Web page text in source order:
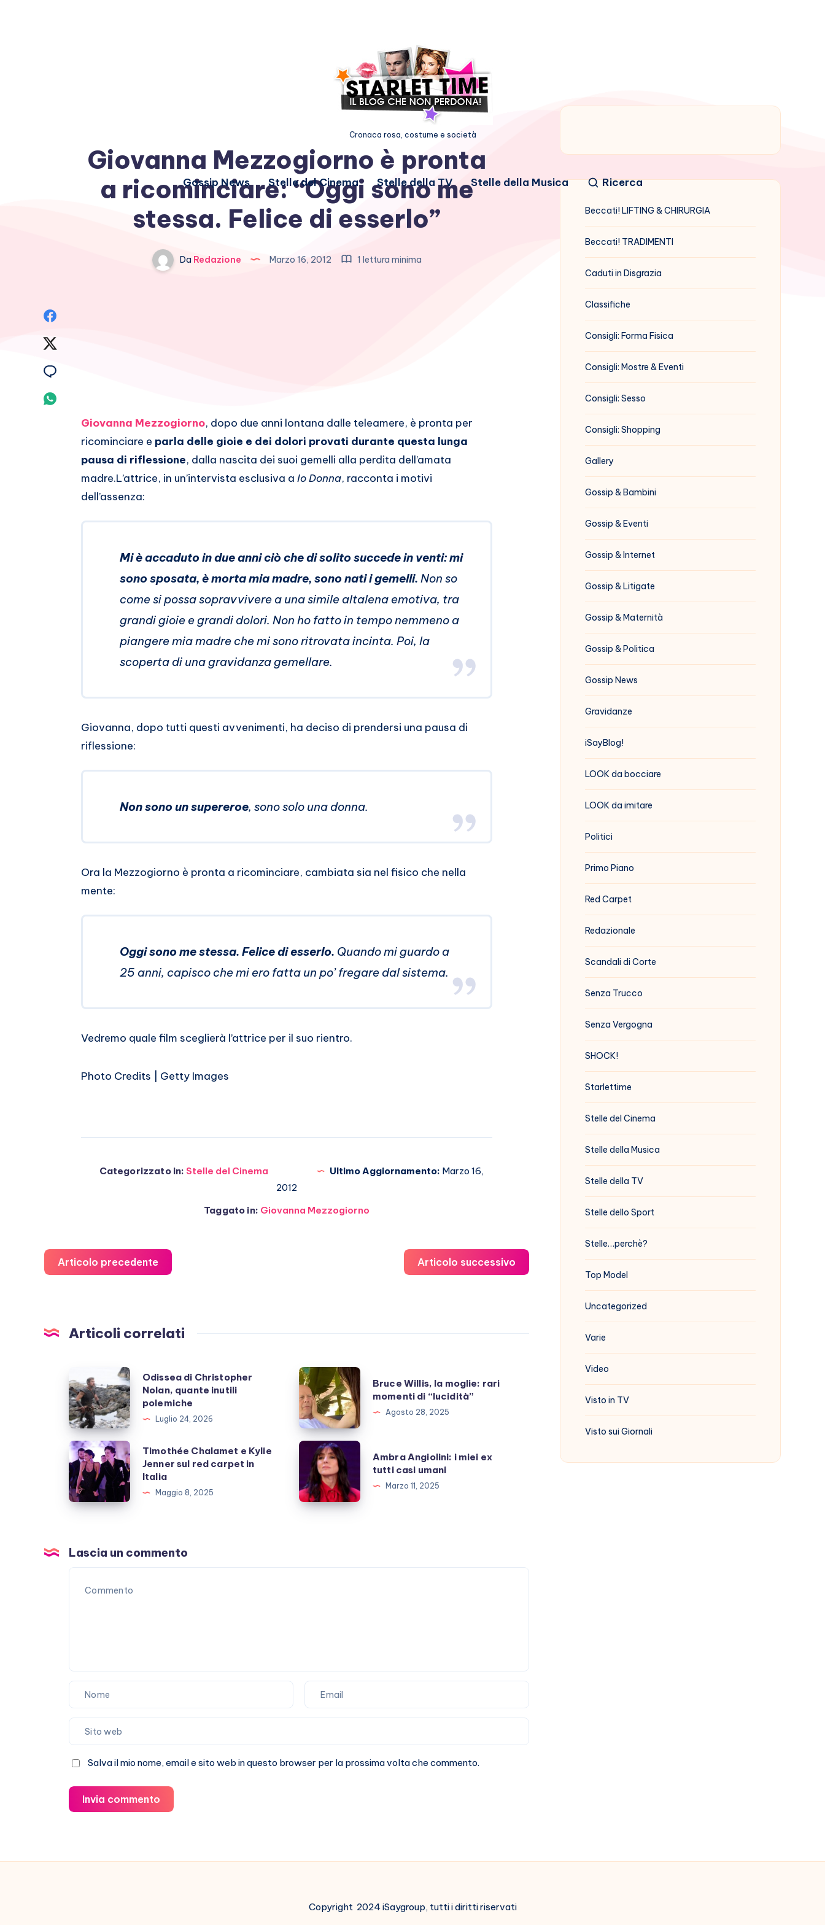
Cronaca rosa, costume e società
Gossip News Stelle del Cinema Stelle della TV Stelle della Musica Ricerca
Giovanna Mezzogiorno è pronta
a ricominciare: “Oggi sono me
stessa. Felice di esserlo”
Da Redazione Marzo 16, 2012 1 lettura minima
Email
Whatsapp
Giovanna Mezzogiorno, dopo due anni lontana dalle teleamere, è pronta per
ricominciare e parla delle gioie e dei dolori provati durante questa lunga
pausa di riflessione, dalla nascita dei suoi gemelli alla perdita dell’amata
madre.L’attrice, in un’intervista esclusiva a Io Donna, racconta i motivi
dell’assenza:
Mi è accaduto in due anni ciò che di solito succede in venti: mi
sono sposata, è morta mia madre, sono nati i gemelli. Non so
come si possa sopravvivere a una simile altalena emotiva, tra
grandi gioie e grandi dolori. Non ho fatto in tempo nemmeno a
piangere mia madre che mi sono ritrovata incinta. Poi, la
scoperta di una gravidanza gemellare.
Giovanna, dopo tutti questi avvenimenti, ha deciso di prendersi una pausa di
riflessione:
Non sono un supereroe, sono solo una donna.
Ora la Mezzogiorno è pronta a ricominciare, cambiata sia nel fisico che nella
mente:
Oggi sono me stessa. Felice di esserlo. Quando mi guardo a
25 anni, capisco che mi ero fatta un po’ fregare dal sistema.
Vedremo quale film sceglierà l’attrice per il suo rientro.
Photo Credits | Getty Images
Categorizzato in: Stelle del Cinema Ultimo Aggiornamento: Marzo 16,
2012
Taggato in: Giovanna Mezzogiorno
Articolo precedente Articolo successivo
Articoli correlati
Odissea
di
Christopher
Nolan,
quante
inutili
polemiche
Odissea di Christopher
Nolan, quante inutili
polemiche
Luglio 24, 2026
Bruce
Willis,
la
moglie:
rari
momenti
di
“lucidità”
Bruce Willis, la moglie: rari
momenti di “lucidità”
Agosto 28, 2025
Timothée
Chalamet
e
Kylie
red
carpet
Timothée Chalamet e Kylie
Jenner sul red carpet in
Italia
Maggio 8, 2025
Ambra
Angiolini:
i
miei
umani
Ambra Angiolini: i miei ex
tutti casi umani
Marzo 11, 2025
Lascia un commento
Salva il mio nome, email e sito web in questo browser per la prossima volta che commento.
Invia commento
Beccati! LIFTING & CHIRURGIA
Beccati! TRADIMENTI
Caduti in Disgrazia
Classifiche
Consigli: Forma Fisica
Consigli: Mostre & Eventi
Consigli: Sesso
Consigli: Shopping
Gallery
Gossip & Bambini
Gossip & Eventi
Gossip & Internet
Gossip & Litigate
Gossip & Maternità
Gossip & Politica
Gossip News
Gravidanze
iSayBlog!
LOOK da bocciare
LOOK da imitare
Politici
Primo Piano
Red Carpet
Redazionale
Scandali di Corte
Senza Trucco
Senza Vergogna
SHOCK!
Starlettime
Stelle del Cinema
Stelle della Musica
Stelle della TV
Stelle dello Sport
Stelle…perchè?
Top Model
Uncategorized
Varie
Video
Visto in TV
Visto sui Giornali
Copyright 2024 iSaygroup, tutti i diritti riservati